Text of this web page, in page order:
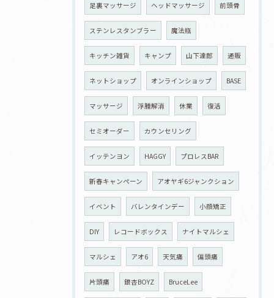
足裏マッサージ ヘッドマッサージ 前頭骨
ステンレスタンブラー 魔法瓶
キッチン雑貨 キャンプ 山下達郎 通販
ネットショップ オンラインショップ BASE
マッサージ 浮腫解消 休業 復活
セミオーダー カウンセリング
イッテンヨン HAGGY プロレスBAR
新春キャンペーン アオヤギ6ジャンクション
イベント バレンタインデー 小顔矯正
DIY レコードボックス ナイトマルシェ
マルシェ アオ6 天気痛 偏頭痛
片頭痛 銀杏BOYZ BruceLee